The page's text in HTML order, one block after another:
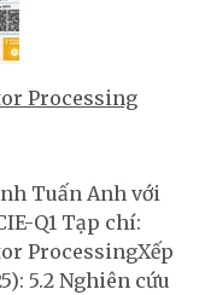
Processing
Tuấn Anh với
Q1 Tạp chí:
ProcessingXếp
5.2 Nghiên cứu